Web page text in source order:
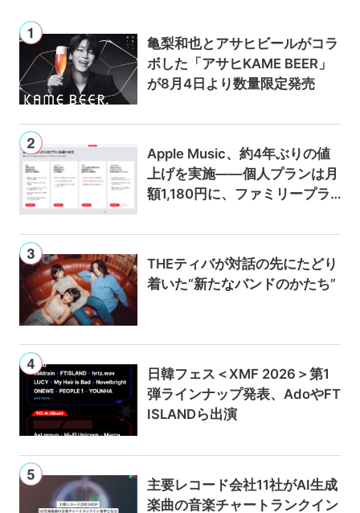
亀梨和也とアサヒビールがコラ
ボした「アサヒKAME BEER」
が8月4日より数量限定発売
Apple Music、約4年ぶりの値
上げを実施——個人プランは月
額1,180円に、ファミリープラ
THEティバが対話の先にたどり
着いた“新たなバンドのかたち”
日韓フェス＜XMF 2026＞第1
弾ラインナップ発表、AdoやFT
ISLANDら出演
主要レコード会社11社がAI生成
楽曲の音楽チャートランクイン